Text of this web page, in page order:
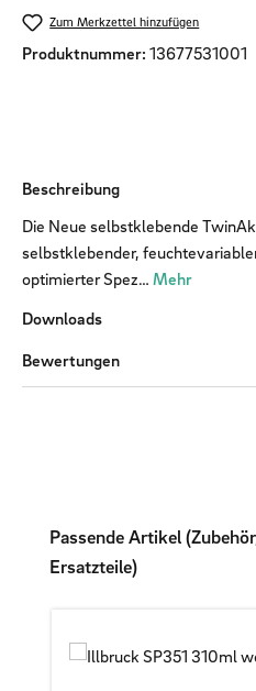
Zum Merkzettel hinzufügen
Produktnummer: 13677531001
Beschreibung
Die Neue selbstklebende
selbstklebender,
optimierter Spez… Mehr
Downloads
Bewertungen
Produktgalerie überspringen
Passende Artikel
Ersatzteile)